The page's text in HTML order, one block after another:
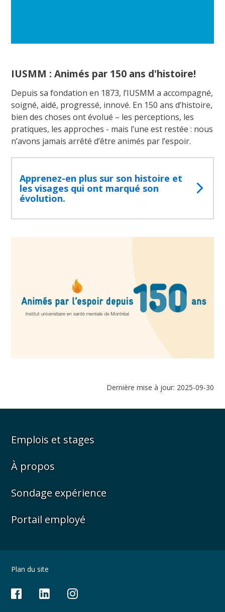
IUSMM : Animés par 150 ans d'histoire!
Depuis sa fondation en 1873, l’IUSMM a accompagné,
soigné, aidé, progressé, innové. En 150 ans d’histoire,
bien des choses ont évolué – les perceptions, les
pratiques, les approches - mais l’une est restée : nous
n’avons jamais arrêté d’être animés par l’espoir.
Apprenez-en plus sur son histoire et
les visages qui ont marqué son
évolution.
Dernière mise à jour: 2025-09-30
Emplois et stages
À propos
Sondage expérience
Portail employé
Plan du site